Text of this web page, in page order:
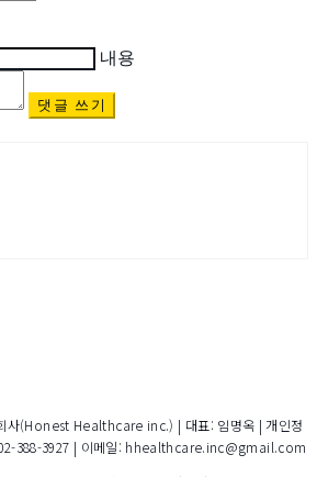
내용
댓글 쓰기
사(Honest Healthcare inc.) | 대표: 임명옥 | 개인정
388-3927 | 이메일: hhealthcare.inc@gmail.com